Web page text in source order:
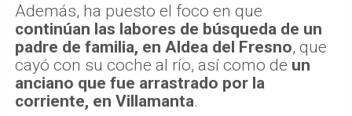
Además, ha puesto el foco en que
continúan las labores de búsqueda de un
padre de familia, en Aldea del Fresno, que
cayó con su coche al río, así como de un
anciano que fue arrastrado por la
corriente, en Villamanta.